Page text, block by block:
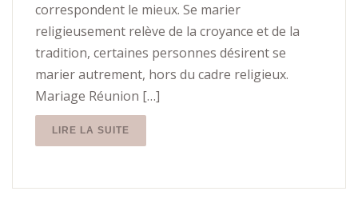
correspondent le mieux. Se marier
religieusement relève de la croyance et de la
tradition, certaines personnes désirent se
marier autrement, hors du cadre religieux.
Mariage Réunion […]
LIRE LA SUITE